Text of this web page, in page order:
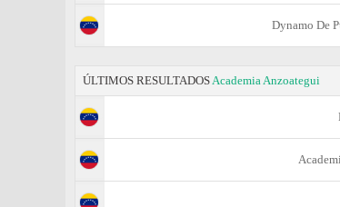
Dynamo De
ÚLTIMOS RESULTADOSAcademia Anzoategui